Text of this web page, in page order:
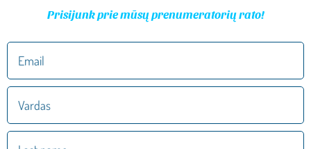
Prisijunk prie mūsų prenumeratorių rato!